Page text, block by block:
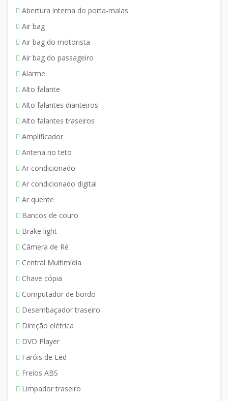
Abertura interna do porta-malas
Air bag
Air bag do motorista
Air bag do passageiro
Alarme
Alto falante
Alto falantes dianteiros
Alto falantes traseiros
Amplificador
Antena no teto
Ar condicionado
Ar condicionado digital
Ar quente
Bancos de couro
Brake light
Câmera de Ré
Central Multimídia
Chave cópia
Computador de bordo
Desembaçador traseiro
Direção elétrica
DVD Player
Faróis de Led
Freios ABS
Limpador traseiro